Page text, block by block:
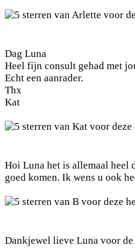
Dag Luna
Heel fijn consult gehad met
Echt een aanrader.
Thx
Kat
Hoi Luna het is allemaal heel
goed komen. Ik wens u ook
Dankjewel lieve Luna voor